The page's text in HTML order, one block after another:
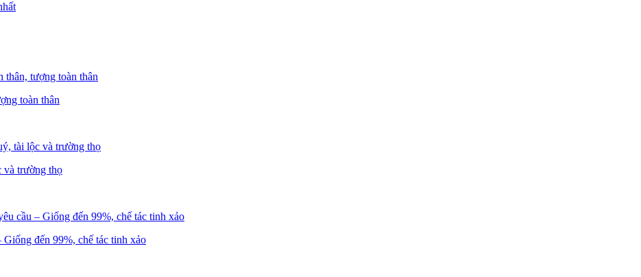
toàn thân
và trường thọ
đến 99%, chế tác tinh xảo